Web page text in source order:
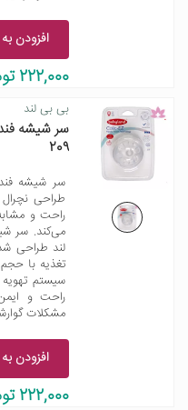
افزودن
222,000 تومان
بی بی لند
209
طراحی
راحت و مشابه
تغذیه با
سیستم
راحت و ایمن
مشکلات
افزودن
222,000 تومان